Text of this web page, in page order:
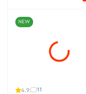
NEW
4.9 11